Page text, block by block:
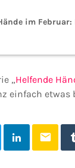
im
„Helfende
einfach etwas
email